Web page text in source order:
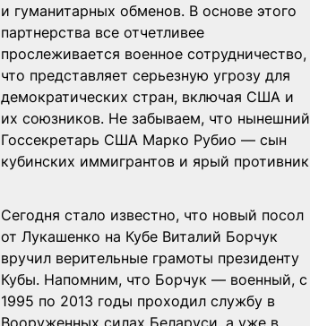
и гуманитарных обменов. В основе этого
партнерства все отчетливее
прослеживается военное сотрудничество,
что представляет серьезную угрозу для
демократических стран, включая США и
их союзников. Не забываем, что нынешний
Госсекретарь США Марко Рубио — сын
кубинских иммигрантов и ярый противник
Сегодня стало известно, что новый посол
от Лукашенко на Кубе Виталий Борчук
вручил верительные грамоты президенту
Кубы. Напомним, что Борчук — военный, с
1995 по 2013 годы проходил службу в